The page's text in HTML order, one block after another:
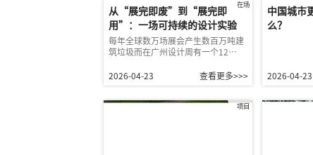
在场
从“展完即废”到“展完即
用”：一场可持续的设计实验
每年全球数万场展会产生数百万吨建
筑垃圾而在广州设计周有一个12…
2026-04-23 查看更多>>>
中国城市
么？
2026-04-23
项目